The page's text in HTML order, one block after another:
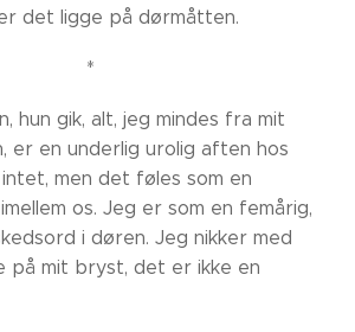
det ligge på dørmåtten.
*
hun gik, alt, jeg mindes fra mit
er en underlig urolig aften hos
men det føles som en
os. Jeg er som en femårig,
i døren. Jeg nikker med
på mit bryst, det er ikke en